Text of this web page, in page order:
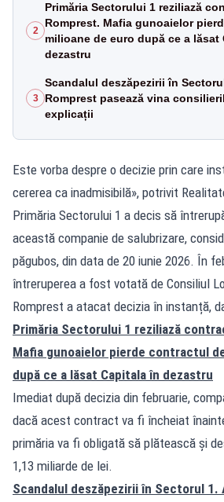
2
Primăria Sectorului 1 reziliază
Romprest. Mafia gunoaielor
milioane de euro după ce a lăsat
dezastru
3
Scandalul deszăpezirii în
Romprest pasează vina
explicații
Este vorba despre o decizie prin care
cererea ca inadmisibilă», potrivit
Primăria Sectorului 1 a decis să
această companie de salubrizare,
păgubos, din data de 20 iunie 2026. În
întreruperea a fost votată de Consiliul
Romprest a atacat decizia în instanță,
Primăria Sectorului 1 reziliază
Mafia gunoaielor pierde contractul
după ce a lăsat Capitala în dezastru
Imediat după decizia din februarie,
dacă acest contract va fi încheiat
primăria va fi obligată să plătească și
1,13 miliarde de lei.
Scandalul deszăpezirii în Sectorul 1.